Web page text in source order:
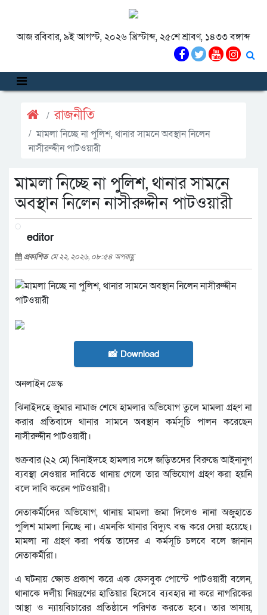
আজ রবিবার, ৯ই আগস্ট, ২০২৬ খ্রিস্টাব্দ, ২৫শে শ্রাবণ, ১৪৩৩ বঙ্গাব্দ
রাজনীতি
মামলা নিচ্ছে না পুলিশ, থানার সামনে অবস্থান নিলেন
নাসীরুদ্দীন পাটওয়ারী
মামলা নিচ্ছে না পুলিশ, থানার সামনে
অবস্থান নিলেন নাসীরুদ্দীন পাটওয়ারী
editor
প্রকাশিত মে ২২, ২০২৬, ০৮:৫৪ অপরাহ্ণ
📸 Download
অনলাইন ডেস্ক
ঝিনাইদহে জুমার নামাজ শেষে হামলার অভিযোগ তুলে মামলা গ্রহণ না
করার প্রতিবাদে থানার সামনে অবস্থান কর্মসূচি পালন করেছেন
নাসীরুদ্দীন পাটওয়ারী।
শুক্রবার (২২ মে) ঝিনাইদহে হামলার সঙ্গে জড়িতদের বিরুদ্ধে আইনানুগ
ব্যবস্থা নেওয়ার দাবিতে থানায় গেলে তার অভিযোগ গ্রহণ করা হয়নি
বলে দাবি করেন পাটওয়ারী।
নেতাকর্মীদের অভিযোগ, থানায় মামলা জমা দিলেও নানা অজুহাতে
পুলিশ মামলা নিচ্ছে না। এমনকি থানার বিদ্যুৎ বন্ধ করে দেয়া হয়েছে।
মামলা না গ্রহণ করা পর্যন্ত তাদের এ কর্মসূচি চলবে বলে জানান
নেতাকর্মীরা।
এ ঘটনায় ক্ষোভ প্রকাশ করে এক ফেসবুক পোস্টে পাটওয়ারী বলেন,
থানাকে দলীয় নিয়ন্ত্রণের হাতিয়ার হিসেবে ব্যবহার না করে নাগরিকের
আস্থা ও ন্যায়বিচারের প্রতিষ্ঠানে পরিণত করতে হবে। তার ভাষায়,